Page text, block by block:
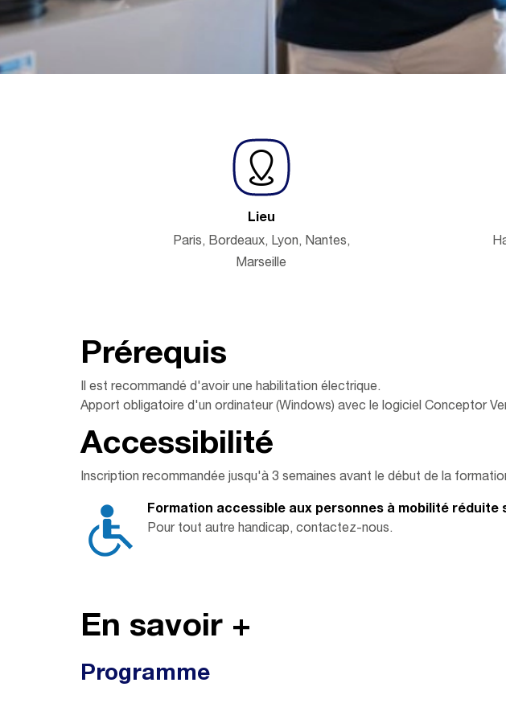
Lieu
Paris, Bordeaux, Lyon, Nantes,
Marseille
Prérequis
Il est recommandé d'avoir une habilitation électrique.
Apport obligatoire d'un ordinateur (Windows) avec le logiciel Conceptor
Accessibilité
Inscription recommandée jusqu'à 3 semaines avant le début de la
Formation accessible aux personnes à mobilité réduite
Pour tout autre handicap, contactez-nous.
En savoir +
Programme